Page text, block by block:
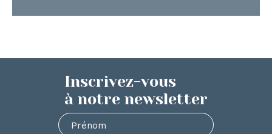
Inscrivez-vous
à notre newsletter